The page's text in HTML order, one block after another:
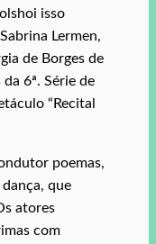
isso
Lermen,
de Borges de
6ª. Série de
“Recital
poemas,
que
atores
com